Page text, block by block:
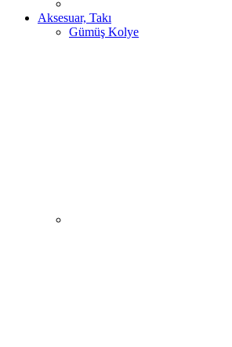
Aksesuar, Takı
Gümüş Kolye